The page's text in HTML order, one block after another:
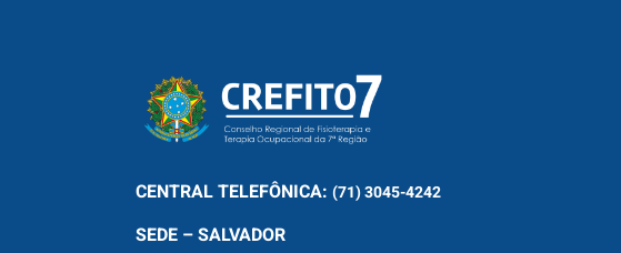
CENTRALTELEFÔNICA: (71) 3045-4242
SEDE – SALVADOR